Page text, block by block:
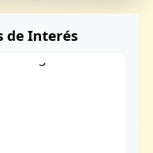
de Interés